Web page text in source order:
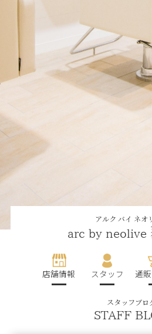
アルク バイ ネオ
arc by neolive
店舗情報 スタッフ 通
スタッフブロ
STAFF